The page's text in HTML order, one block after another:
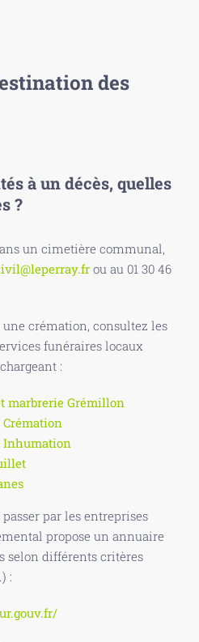
des
à un décès, quelles
?
un cimetière communal,
ou au 01 30 46
crémation, consultez les
funéraires locaux
:
marbrerie Grémillon
Inhumation
par les entreprises
propose un annuaire
selon différents critères
: